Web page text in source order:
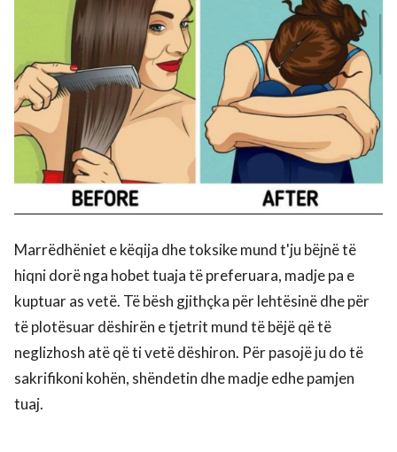
Marrëdhëniet e këqija dhe toksike mund t'ju bëjnë të
hiqni dorë nga hobet tuaja të preferuara, madje pa e
kuptuar as vetë. Të bësh gjithçka për lehtësinë dhe për
të plotësuar dëshirën e tjetrit mund të bëjë që të
neglizhosh atë që ti vetë dëshiron. Për pasojë ju do të
sakrifikoni kohën, shëndetin dhe madje edhe pamjen
tuaj.